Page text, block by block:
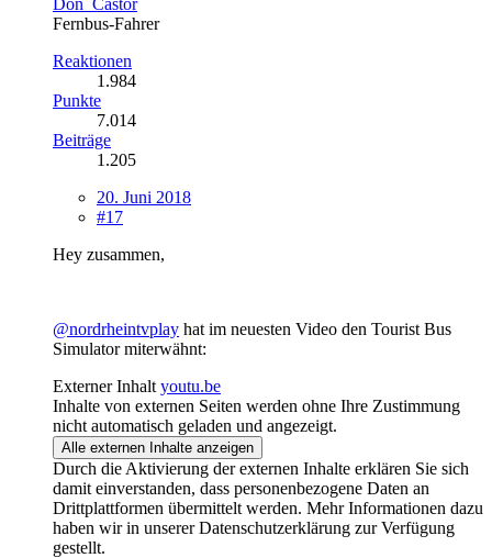
Fernbus-Fahrer
Reaktionen
1.984
Punkte
7.014
Beiträge
1.205
20. Juni 2018
#17
Hey zusammen,
@nordrheintvplay hat im neuesten Video den Tourist Bus
Simulator miterwähnt:
Externer Inhalt youtu.be
Inhalte von externen Seiten werden ohne Ihre Zustimmung
nicht automatisch geladen und angezeigt.
Alle externen Inhalte anzeigen
Durch die Aktivierung der externen Inhalte erklären Sie sich
damit einverstanden, dass personenbezogene Daten an
Drittplattformen übermittelt werden. Mehr Informationen dazu
haben wir in unserer Datenschutzerklärung zur Verfügung
gestellt.